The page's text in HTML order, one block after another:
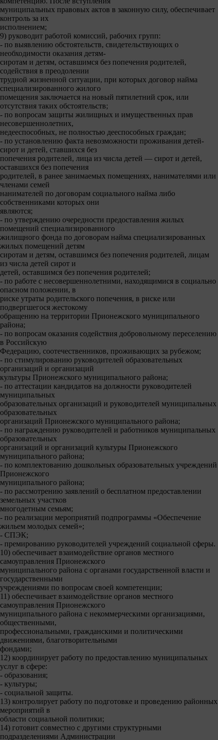
муниципальных правовых актов в законную силу, обеспечивает
контроль за их
исполнением;
9) руководит работой комиссий, рабочих групп:
- по выявлению обстоятельств, свидетельствующих о
необходимости оказания детям-
сиротам и детям, оставшимся без попечения родителей,
содействия в преодолении
трудной жизненной ситуации, при которых договор найма
специализированного жилого
помещения заключается на новый пятилетний срок, или
отсутствия таких обстоятельств;
- по вопросам защиты жилищных и имущественных прав
несовершеннолетних,
недееспособных, не полностью дееспособных граждан;
- по установлению факта невозможности проживания детей-
сирот и детей, ставшихся без
попечения родителей, лица из числа детей — сирот и детей,
оставшихся без попечения
родителей, в ранее занимаемых помещениях, нанимателями или
членами семей
нанимателей по договорам социального найма либо
собственниками которых они
являются;
- по утверждению очередности предоставления жилых
помещений специализированного
жилищного фонда по договорам найма специализированных
жилых помещений детям
сиротам и детям, оставшимся без попечения родителей, лицам
из числа детей сирот и
детей, оставшимся без попечения родителей;
- по работе с несовершеннолетними, находящимися в социально
опасном положении, в
риске утраты родительского попечения, в риске или
подвергшегося жестокому
обращению на территории Прионежского муниципального
района;
- по вопросам оказания содействия добровольному переселению
в Российскую
Федерацию, соотечественников, проживающих за рубежом;
- по стимулированию руководителей образовательных
организаций и организаций
культуры Прионежского муниципального района;
- по аттестации кандидатов на должности руководителей
муниципальных
образовательных организаций и руководителей муниципальных
образовательных
организаций Прионежского муниципального района;
- по награждению руководителей и работников муниципальных
образовательных
организаций и организаций культуры Прионежского
муниципального района;
- по комплектованию дошкольных образовательных учреждений
Прионежского
муниципального района;
- по рассмотрению заявлений о бесплатном предоставлении
земельных участков
многодетным семьям;
- по реализации мероприятий подпрограммы «Обеспечение
жильем молодых семей»;
- СПЭК;
- премированию руководителей учреждений социальной сферы.
10) обеспечивает взаимодействие органов местного
самоуправления Прионежского
муниципального района с органами государственной власти и
государственными
учреждениями по вопросам своей компетенции;
11) обеспечивает взаимодействие органов местного
самоуправления Прионежского
муниципального района с некоммерческими организациями,
общественными,
профессиональными, гражданскими и политическими
движениями, благотворительными
фондами;
12) координирует работу по предоставлению муниципальных
услуг в сфере:
- образования;
- культуры;
- социальной защиты.
13) контролирует работу по подготовке и проведению районных
мероприятий в
области социальной политики;
14) готовит совместно с другими структурными
подразделениями Администрации